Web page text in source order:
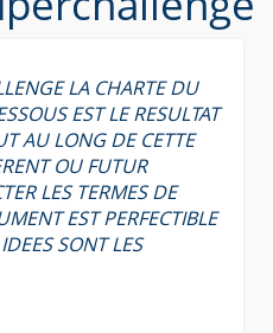
LA CHARTE DU
EST LE RESULTAT
AU LONG DE CETTE
OU FUTUR
LES TERMES DE
EST PERFECTIBLE
SONT LES